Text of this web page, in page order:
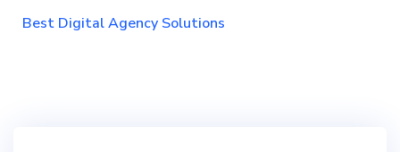
Best Digital Agency Solutions